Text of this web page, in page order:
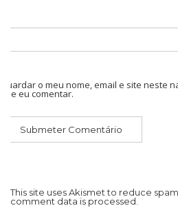
Guardar o meu nome, email e site neste
que eu comentar.
This site uses Akismet to reduce
comment data is processed.